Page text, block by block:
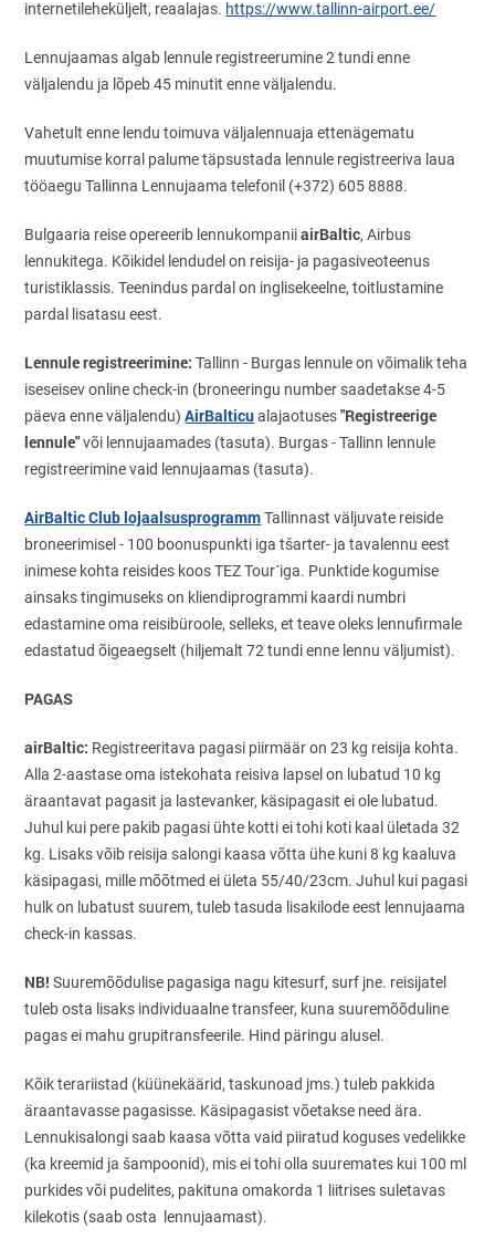
internetileheküljelt, reaalajas. https://www.tallinn-airport.ee/
Lennujaamas algab lennule registreerumine 2 tundi enne
väljalendu ja lõpeb 45 minutit enne väljalendu.
Vahetult enne lendu toimuva väljalennuaja ettenägematu
muutumise korral palume täpsustada lennule registreeriva laua
tööaegu Tallinna Lennujaama telefonil (+372) 605 8888.
Bulgaaria reise opereerib lennukompaniiairBaltic, Airbus
lennukitega. Kõikidel lendudel on reisija- ja pagasiveoteenus
turistiklassis. Teenindus pardal on inglisekeelne, toitlustamine
pardal lisatasu eest.
Lennule registreerimine:Tallinn - Burgas lennule on võimalik teha
iseseisev online сheck-in (broneeringu number saadetakse 4-5
päeva enne väljalendu)AirBalticualajaotuses"Registreerige
lennule"või lennujaamades (tasuta). Burgas - Tallinn lennule
registreerimine vaid lennujaamas (tasuta).
AirBaltic Club lojaalsusprogrammTallinnast väljuvate reiside
broneerimisel - 100 boonuspunkti iga tšarter- ja tavalennu eest
inimese kohta reisides koos TEZ Tour´iga. Punktide kogumise
ainsaks tingimuseks on kliendiprogrammi kaardi numbri
edastamine oma reisibüroole, selleks, et teave oleks lennufirmale
edastatud õigeaegselt (hiljemalt 72 tundi enne lennu väljumist).
PAGAS
airBaltic: Registreeritava pagasi piirmäär on 23 kg reisija kohta.
Alla 2-aastase oma istekohata reisiva lapsel on lubatud 10 kg
äraantavat pagasit ja lastevanker, käsipagasit ei ole lubatud.
Juhul kui pere pakib pagasi ühte kotti ei tohi koti kaal ületada 32
kg. Lisaks võib reisija salongi kaasa võtta ühe kuni 8 kg kaaluva
käsipagasi, mille mõõtmed ei ületa 55/40/23cm. Juhul kui pagasi
hulk on lubatust suurem, tuleb tasuda lisakilode eest lennujaama
check-in kassas.
NB! Suuremõõdulise pagasiga nagu kitesurf, surf jne. reisijatel
tuleb osta lisaks individuaalne transfeer, kuna suuremõõduline
pagas ei mahu grupitransfeerile. Hind päringu alusel.
Kõik terariistad (küünekäärid, taskunoad jms.) tuleb pakkida
äraantavasse pagasisse. Käsipagasist võetakse need ära.
Lennukisalongi saab kaasa võtta vaid piiratud koguses vedelikke
(ka kreemid ja šampoonid), mis ei tohi olla suuremates kui 100 ml
purkides või pudelites, pakituna omakorda 1 liitrises suletavas
kilekotis (saab osta lennujaamast).